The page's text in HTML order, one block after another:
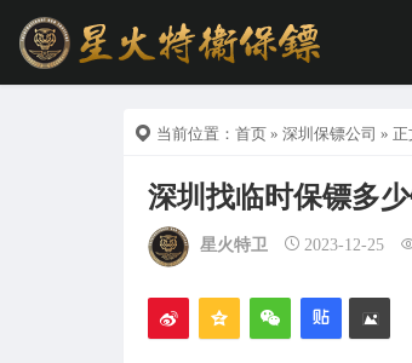
当前位置： 首页 » 深圳保镖公司 » 正
深圳找临时保镖多少
星火特卫 2023-12-25